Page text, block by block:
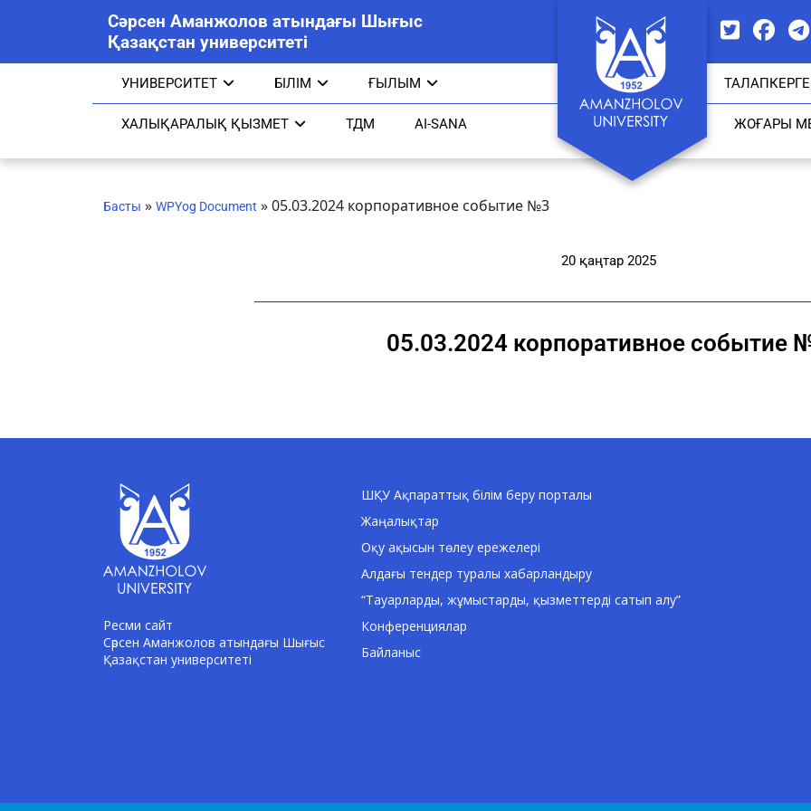
Сәрсен Аманжолов атындағы Шығыс
Қазақстан университеті
УНИВЕРСИТЕТ БІЛІМ ҒЫЛЫМ ТАЛАПКЕРГЕ
ХАЛЫҚАРАЛЫҚ ҚЫЗМЕТ ТДМ AI-SANA ЖОҒАРЫ
Басты » WPYog Document »05.03.2024 корпоративное событие №3
20 қаңтар 2025
05.03.2024 корпоративное событие
Ресми сайт
Сәрсен Аманжолов атындағы Шығыс
Қазақстан университеті
ШҚУ Ақпараттық білім беру порталы
Жаңалықтар
Оқу ақысын төлеу ережелері
Алдағы тендер туралы хабарландыру
“Тауарларды, жұмыстарды, қызметтерді сатып алу”
Конференциялар
Байланыс